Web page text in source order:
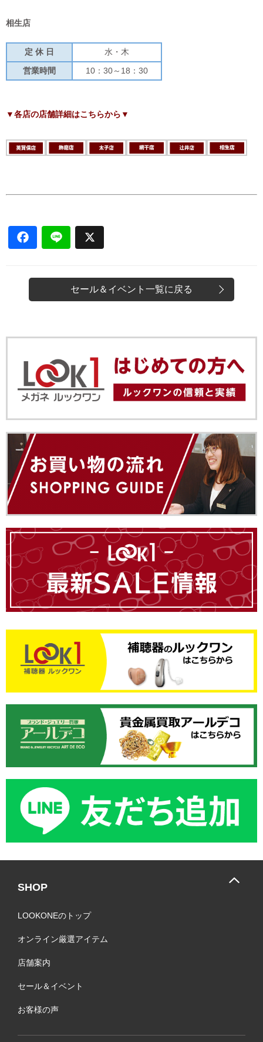
相生店
定 休 日
水・木
営業時間
10：30～18：30
▼各店の店舗詳細はこちらから▼
a
e
k
e
セール＆イベント一覧に戻る
SHOP
LOOKONEのトップ
オンライン厳選アイテム
店舗案内
セール＆イベント
お客様の声